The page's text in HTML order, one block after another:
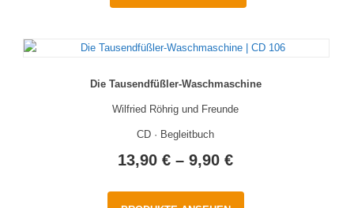
Die Tausendfüßler-Waschmaschine
Wilfried Röhrig und Freunde
CD · Begleitbuch
13,90€ –9,90€